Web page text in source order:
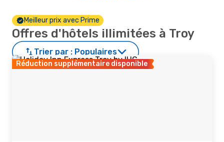
Meilleur prix avec Prime
Offres d'hôtels illimitées à Troy
Trier par : Populaires
Réduction supplémentaire disponible